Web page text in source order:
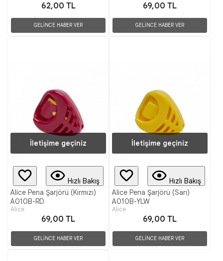
62,00 TL
GELİNCE HABER VER
69,00 TL
GELİNCE HABER VER
İletişime geçiniz
Hızlı Bakış
Alice Pena Şarjörü (Kırmızı)
A010B-RD
Alice
69,00 TL
GELİNCE HABER VER
İletişime geçiniz
Hızlı Bakış
Alice Pena Şarjörü (Sarı)
A010B-YLW
Alice
69,00 TL
GELİNCE HABER VER